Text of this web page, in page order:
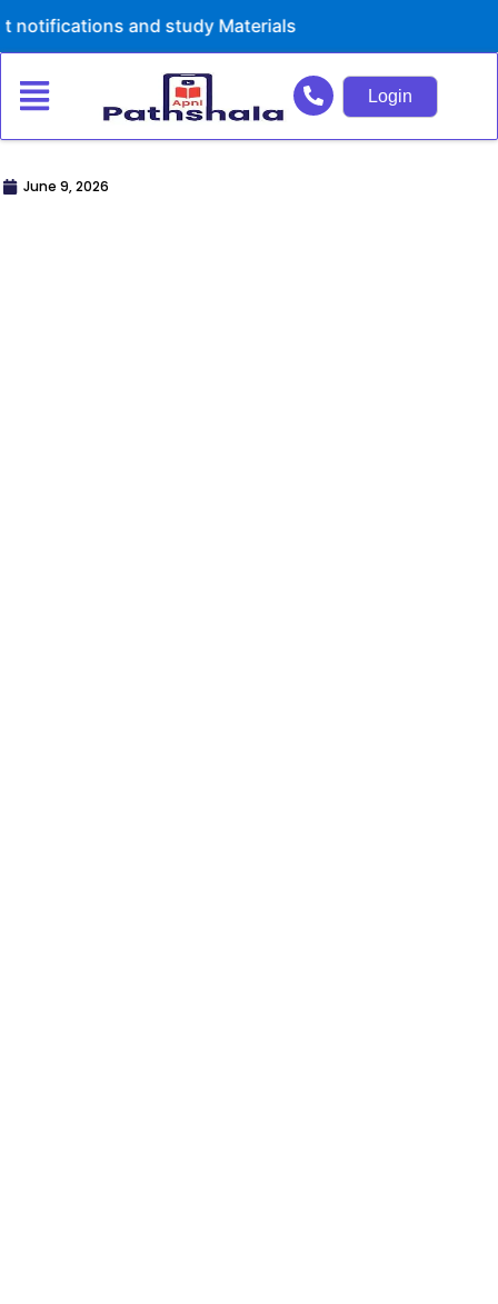
to
and study Materials
Login
June 9, 2026